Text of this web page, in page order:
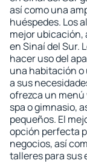
así como una
huéspedes. Los
mejor ubicación,
en Sinaí del Sur.
hacer uso del
una habitación
a sus
ofrezca un menú
spa o gimnasio,
pequeños. El
opción perfecta
negocios, así
talleres para sus